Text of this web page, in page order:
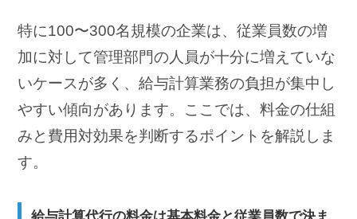
特に100〜300名規模の企業は、従業員数の増
加に対して管理部門の人員が十分に増えていな
いケースが多く、給与計算業務の負担が集中し
やすい傾向があります。ここでは、料金の仕組
みと費用対効果を判断するポイントを解説しま
す。
給与計算代行の料金は基本料金と従業員数で決ま